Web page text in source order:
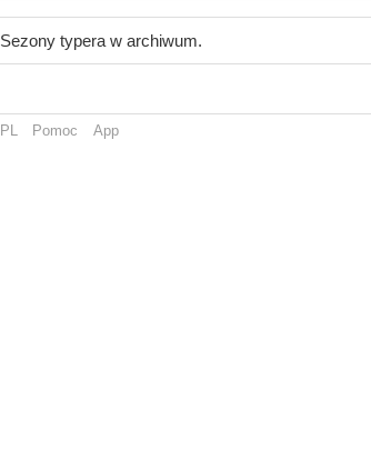
Sezony typera w archiwum.
PL Pomoc App